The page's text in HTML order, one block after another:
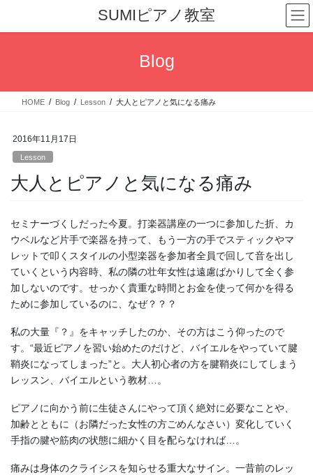
テ
ス
ゲ
ン
SUMIピアノ教室
Blog
HOME Blog Lesson 大人とピアノと気になる痛み
2016年11月17日
Lesson
大人とピアノと気になる痛み
セミナーづくしだった今夏。打楽器講座の一つに参加した折、カ
ウベルなど片手で楽器を持って、もう一方の手でスティックやマ
レットで叩くスタイルの小型楽器を参加者全員で回して音を出し
ていくという内容時、私の隣の壮年女性は遠慮ばかりして全く参
加しないのです。せっかく貴重な時間とお金を使って何かを得る
ために参加しているのに、なぜ？？？
私の大量『？』をキャッチしたのか、その方はこう仰ったので
す。“最近ピアノを習い始めたのだけど、バイエルをやっていて腱
鞘炎になってしまった”と。大人初心者の方を腱鞘炎にしてしまう
レッスン、バイエルという教材…。
ピアノに向かう前に生徒さんにやって頂く絶対に必要なことや、
加齢とともに（お隣だった女性の方ごめんなさい）変化していく
手指の腱や筋肉の状態に細かく目を配らなければ…。
痛みは身体のクライシスを知らせる重大なサイン。一昔前のレッ